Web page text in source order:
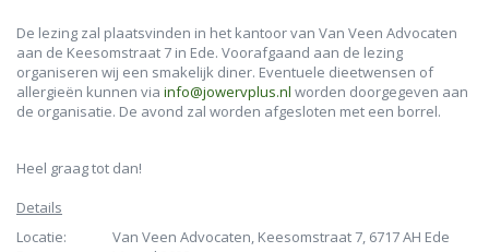
De lezing zal plaatsvinden in het kantoor van Van Veen Advocaten
aan de Keesomstraat 7 in Ede. Voorafgaand aan de lezing
organiseren wij een smakelijk diner. Eventuele dieetwensen of
allergieën kunnen via info@jowervplus.nl worden doorgegeven aan
de organisatie. De avond zal worden afgesloten met een borrel.
Heel graag tot dan!
Details
Locatie: Van Veen Advocaten, Keesomstraat 7, 6717 AH Ede